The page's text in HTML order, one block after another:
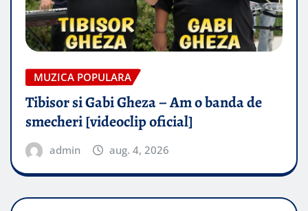
MUZICA POPULARA
Tibisor si Gabi Gheza – Am o banda de
smecheri [videoclip oficial]
admin aug. 4, 2026